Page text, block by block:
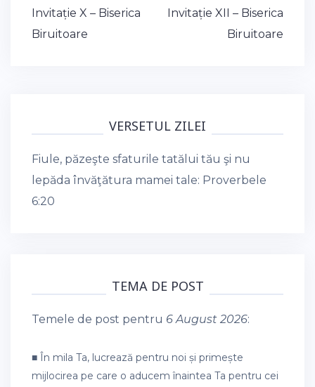
Post
navigation
Invitație X – Biserica
Biruitoare
Invitație XII – Biserica
Biruitoare
VERSETUL ZILEI
Fiule, păzeşte sfaturile tatălui tău şi nu
lepăda învăţătura mamei tale: Proverbele
6:20
TEMA DE POST
Temele de post pentru 6 August 2026:
■ În mila Ta, lucrează pentru noi și primește
mijlocirea pe care o aducem înaintea Ta pentru cei